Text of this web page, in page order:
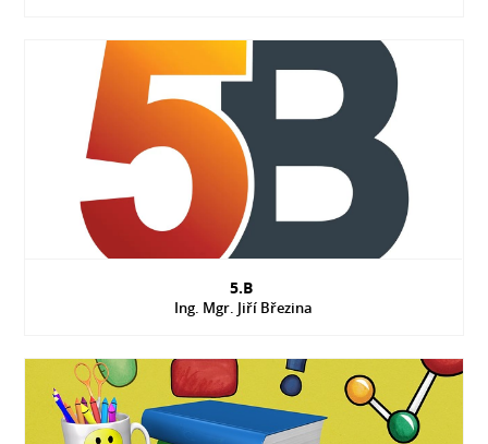
5.B
Ing. Mgr. Jiří Březina